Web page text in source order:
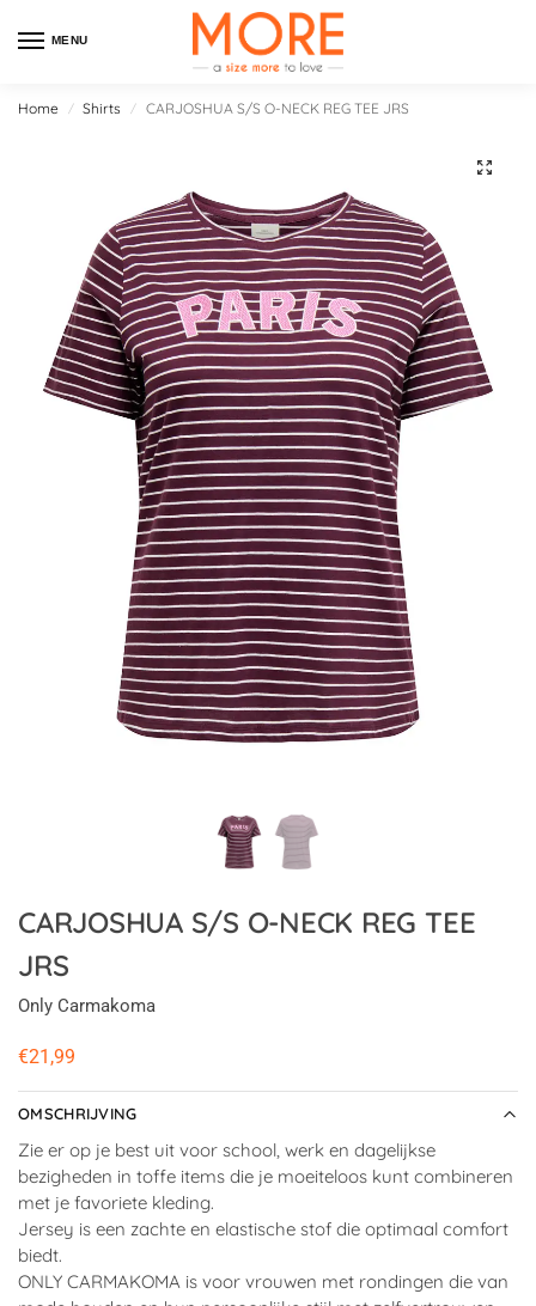
MENU
Home / Shirts / CARJOSHUA S/S O-NECK REG TEE JRS
CARJOSHUA S/S O-NECK REG TEE
JRS
Only Carmakoma
€21,99
OMSCHRIJVING
Zie er op je best uit voor school, werk en dagelijkse
bezigheden in toffe items die je moeiteloos kunt combineren
met je favoriete kleding.
Jersey is een zachte en elastische stof die optimaal comfort
biedt.
ONLY CARMAKOMA is voor vrouwen met rondingen die van